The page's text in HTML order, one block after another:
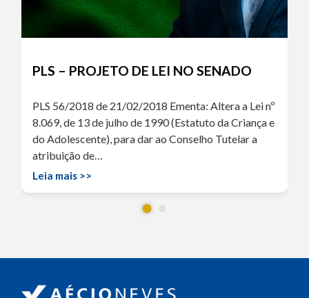
PLS – PROJETO DE LEI NO SENADO
PLS 56/2018 de 21/02/2018 Ementa: Altera a Lei nº
8.069, de 13 de julho de 1990 (Estatuto da Criança e
do Adolescente), para dar ao Conselho Tutelar a
atribuição de…
Leia mais >>